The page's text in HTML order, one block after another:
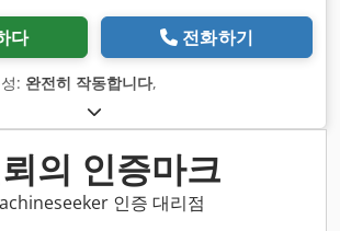
다 전화하기
: 완전히 작동합니다,
의 인증마크
인증 대리점